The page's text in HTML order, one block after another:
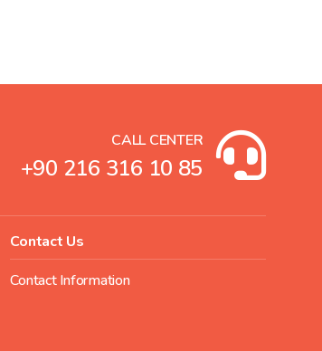
CALL CENTER
+90 216 316 10 85
Contact Us
Contact Information